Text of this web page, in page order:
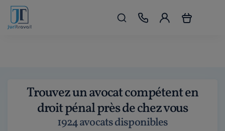
Trouvez un avocat compétent en
droit pénal près de chez vous
1924 avocats disponibles